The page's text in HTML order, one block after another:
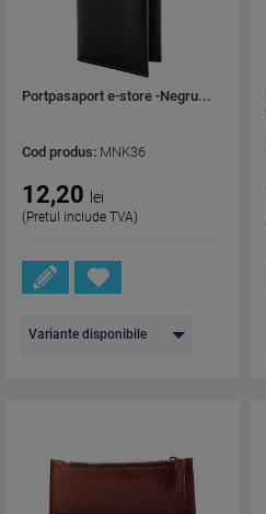
Portpasaport e-store -Negru...
Cod produs: MNK36
12,20 lei
(Pretul include TVA)
Variante disponibile